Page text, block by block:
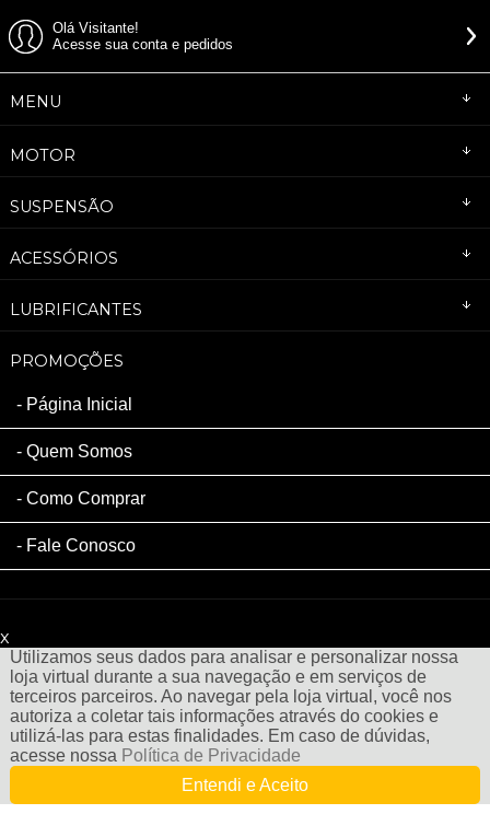
Olá Visitante!
Acesse sua conta e pedidos
MENU
MOTOR
SUSPENSÃO
ACESSÓRIOS
LUBRIFICANTES
PROMOÇÕES
Página Inicial
Quem Somos
Como Comprar
Fale Conosco
x
Utilizamos seus dados para analisar e personalizar nossa
loja virtual durante a sua navegação e em serviços de
terceiros parceiros. Ao navegar pela loja virtual, você nos
autoriza a coletar tais informações através do cookies e
utilizá-las para estas finalidades. Em caso de dúvidas,
acesse nossa Política de Privacidade
Entendi e Aceito